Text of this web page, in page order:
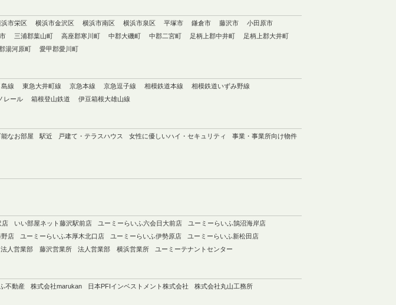
浜市栄区 横浜市金沢区 横浜市南区 横浜市泉区 平塚市 鎌倉市 藤沢市
小田原市
三浦郡葉山町 高座郡寒川町 中郡大磯町 中郡二宮町 足柄上郡中井町
足柄上郡大井町
湯河原町 愛甲郡愛川町
線 東急大井町線 京急本線 京急逗子線 相模鉄道本線
相模鉄道いずみ野線
レール 箱根登山鉄道 伊豆箱根大雄山線
なお部屋 駅近 戸建て・テラスハウス 女性に優しいハイ・セキュリティ
事業・事業所向け物件
店 いい部屋ネット藤沢駅前店 ユーミーらいふ六会日大前店
ユーミーらいふ鵠沼海岸店
野店 ユーミーらいふ本厚木北口店 ユーミーらいふ伊勢原店
ユーミーらいふ新松田店
法人営業部 藤沢営業所 法人営業部 横浜営業所 ユーミーテナントセンター
不動産 株式会社marukan 日本PFIインベストメント株式会社
株式会社丸山工務所